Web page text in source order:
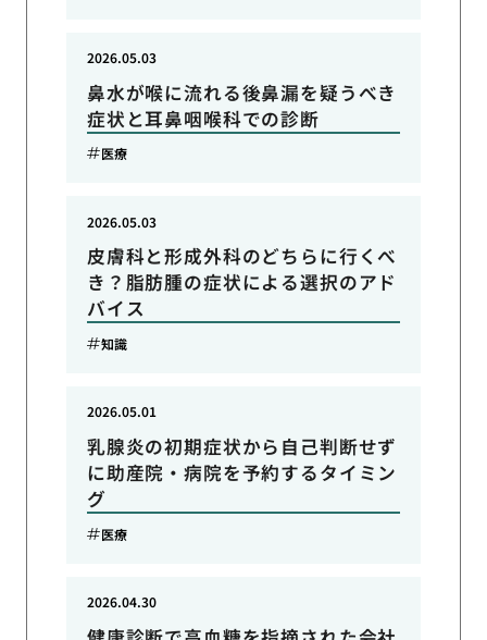
鼻水が喉に流れる後鼻漏を疑うべき
症状と耳鼻咽喉科での診断
2026.05.03
医療
皮膚科と形成外科のどちらに行くべ
き？脂肪腫の症状による選択のアド
バイス
2026.05.03
知識
乳腺炎の初期症状から自己判断せず
に助産院・病院を予約するタイミン
グ
2026.05.01
医療
2026.04.30